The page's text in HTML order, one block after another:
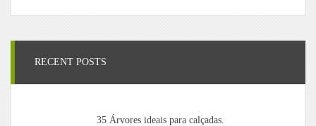
RECENT POSTS
35 Árvores ideais para calçadas.